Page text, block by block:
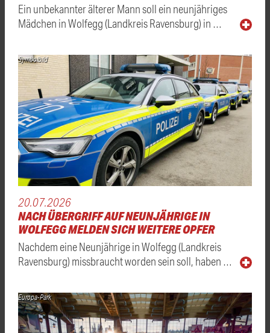
Ein unbekannter älterer Mann soll ein neunjähriges
Mädchen in Wolfegg (Landkreis Ravensburg) in …
Symbolbild
20.07.2026
NACH ÜBERGRIFF AUF NEUNJÄHRIGE IN
WOLFEGG MELDEN SICH WEITERE OPFER
Nachdem eine Neunjährige in Wolfegg (Landkreis
Ravensburg) missbraucht worden sein soll, haben …
Europa-Park